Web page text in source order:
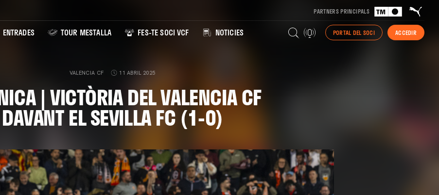
PARTNERS PRINCIPALS
ENTRADES TOUR MESTALLA FES-TE SOCI VCF NOTICIES PORTAL DEL SOCI ACCEDIR
VALENCIA CF 11 ABRIL 2025
| VICTÒRIA DEL VALENCIA CF
DAVANT EL SEVILLA FC (1-0)